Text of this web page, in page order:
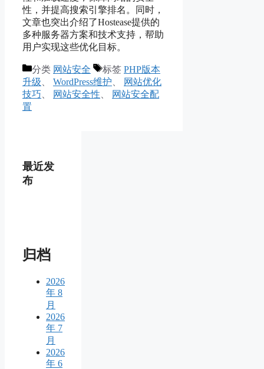
性，并提高搜索引擎排名。同时，
文章也突出介绍了Hostease提供的
多种服务器方案和技术支持，帮助
用户实现这些优化目标。
分类 网站安全 标签 PHP版本
升级
WordPress维护
网站优化
技巧
网站安全性
网站安全配
置
最近发
布
归档
2026
年 8
月
2026
年 7
月
2026
年 6